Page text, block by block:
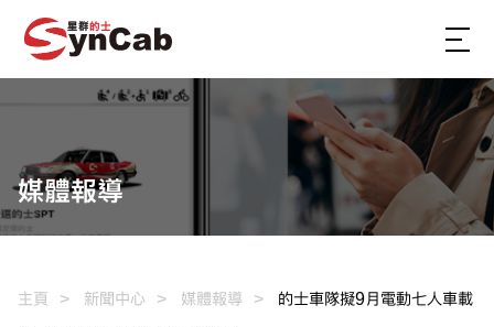
媒體報導
主頁 新聞中心 媒體報導 的士車隊擬9月電動七人車載